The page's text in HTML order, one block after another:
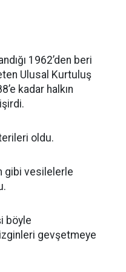
1962’den beri
Ulusal Kurtuluş
kadar halkın
oldu.
gibi vesilelerle
böyle
gevşetmeye